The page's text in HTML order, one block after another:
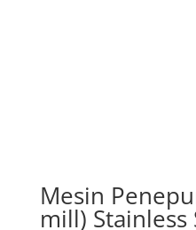
Mesin
mill) Stainless